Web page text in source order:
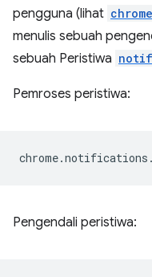
pengguna (lihat
menulis sebuah
sebuah Peristiwa
Pemroses peristiwa:
chrome.notifications .
Pengendali peristiwa: